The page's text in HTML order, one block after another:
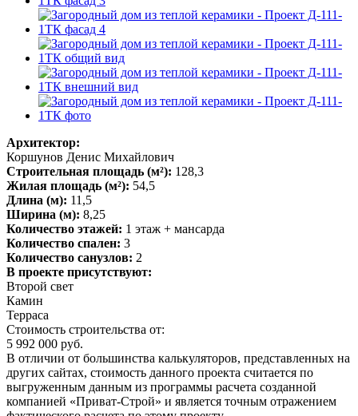
Архитектор:
Коршунов Денис Михайлович
Строительная площадь (м²): 128,3
Жилая площадь (м²): 54,5
Длина (м): 11,5
Ширина (м): 8,25
Количество этажей: 1 этаж + мансарда
Количество спален: 3
Количество санузлов: 2
В проекте присутствуют:
Второй свет
Камин
Терраса
Стоимость строительства от:
5 992 000 руб.
В отличии от большинства калькуляторов, представленных на
других сайтах, стоимость данного проекта считается по
выгруженным данным из программы расчета созданной
компанией «Приват-Строй» и является точным отражением